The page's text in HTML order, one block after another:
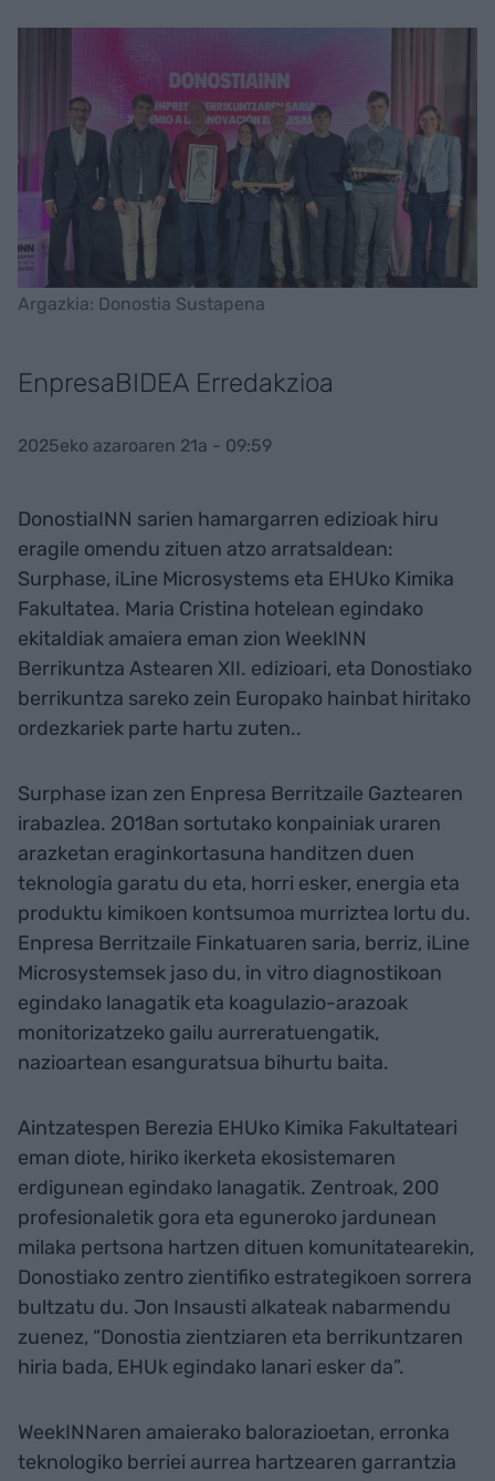
Argazkia: Donostia Sustapena
EnpresaBIDEA Erredakzioa
2025eko azaroaren 21a - 09:59
DonostiaINN sarien hamargarren edizioak hiru
eragile omendu zituen atzo arratsaldean:
Surphase, iLine Microsystems eta EHUko Kimika
Fakultatea. Maria Cristina hotelean egindako
ekitaldiak amaiera eman zion WeekINN
Berrikuntza Astearen XII. edizioari, eta Donostiako
berrikuntza sareko zein Europako hainbat hiritako
ordezkariek parte hartu zuten..
Surphase izan zen Enpresa Berritzaile Gaztearen
irabazlea. 2018an sortutako konpainiak uraren
arazketan eraginkortasuna handitzen duen
teknologia garatu du eta, horri esker, energia eta
produktu kimikoen kontsumoa murriztea lortu du.
Enpresa Berritzaile Finkatuaren saria, berriz, iLine
Microsystemsek jaso du, in vitro diagnostikoan
egindako lanagatik eta koagulazio-arazoak
monitorizatzeko gailu aurreratuengatik,
nazioartean esanguratsua bihurtu baita.
Aintzatespen Berezia EHUko Kimika Fakultateari
eman diote, hiriko ikerketa ekosistemaren
erdigunean egindako lanagatik. Zentroak, 200
profesionaletik gora eta eguneroko jardunean
milaka pertsona hartzen dituen komunitatearekin,
Donostiako zentro zientifiko estrategikoen sorrera
bultzatu du. Jon Insausti alkateak nabarmendu
zuenez, “Donostia zientziaren eta berrikuntzaren
hiria bada, EHUk egindako lanari esker da”.
WeekINNaren amaierako balorazioetan, erronka
teknologiko berriei aurrea hartzearen garrantzia